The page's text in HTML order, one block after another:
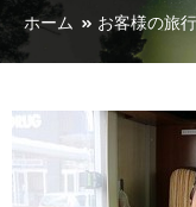
ホーム お客様の旅